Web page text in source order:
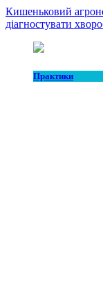
Кишеньковий
діагностувати
Практики